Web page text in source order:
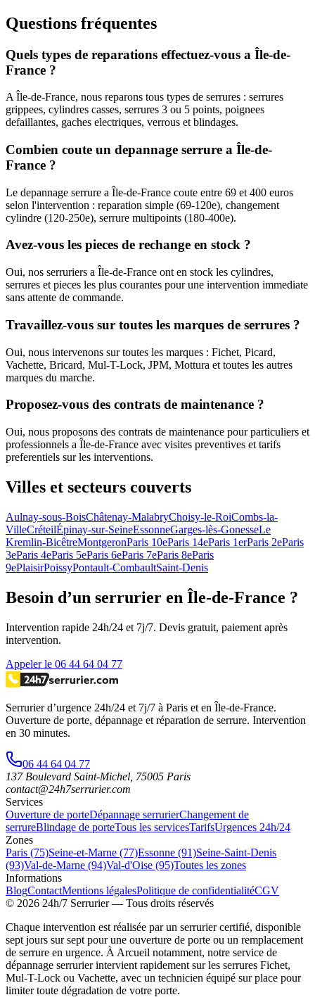
Questions fréquentes
Quels types de reparations effectuez-vous a Île-de-
France ?
A Île-de-France, nous reparons tous types de serrures : serrures
grippees, cylindres casses, serrures 3 ou 5 points, poignees
defaillantes, gaches electriques, verrous et blindages.
Combien coute un depannage serrure a Île-de-
France ?
Le depannage serrure a Île-de-France coute entre 69 et 400 euros
selon l'intervention : reparation simple (69-120e), changement
cylindre (120-250e), serrure multipoints (180-400e).
Avez-vous les pieces de rechange en stock ?
Oui, nos serruriers a Île-de-France ont en stock les cylindres,
serrures et pieces les plus courantes pour une intervention immediate
sans attente de commande.
Travaillez-vous sur toutes les marques de serrures ?
Oui, nous intervenons sur toutes les marques : Fichet, Picard,
Vachette, Bricard, Mul-T-Lock, JPM, Mottura et toutes les autres
marques du marche.
Proposez-vous des contrats de maintenance ?
Oui, nous proposons des contrats de maintenance pour particuliers et
professionnels a Île-de-France avec visites preventives et tarifs
preferentiels sur les interventions.
Villes et secteurs couverts
Aulnay-sous-BoisChâtenay-MalabryChoisy-le-RoiCombs-la-
VilleCréteilÉpinay-sur-SeineEssonneGarges-lès-GonesseLe
Kremlin-BicêtreMontgeronParis 10eParis 14eParis 1erParis 2eParis
3eParis 4eParis 5eParis 6eParis 7eParis 8eParis
9ePlaisirPoissyPontault-CombaultSaint-Denis
Besoin d’un serrurier en Île-de-France ?
Intervention rapide 24h/24 et 7j/7. Devis gratuit, paiement après
intervention.
Appeler le 06 44 64 04 77
Serrurier d’urgence 24h/24 et 7j/7 à Paris et en Île-de-France.
Ouverture de porte, dépannage et réparation de serrure. Intervention
en 30 minutes.
06 44 64 04 77
137 Boulevard Saint-Michel 75005 Paris
contact@24h7serrurier.com
Services
Ouverture de porteDépannage serrurierChangement de
serrureBlindage de porteTous les servicesTarifsUrgences 24h/24
Zones
Paris (75)Seine-et-Marne (77)Essonne (91)Seine-Saint-Denis
(93)Val-de-Marne (94)Val-d'Oise (95)Toutes les zones
Informations
BlogContactMentions légalesPolitique de confidentialitéCGV
© 2026 24h/7 Serrurier— Tous droits réservés
Chaque intervention est réalisée par un serrurier certifié, disponible
sept jours sur sept pour une ouverture de porte ou un remplacement
de serrure en urgence. À Arcueil notamment, notre service de
dépannage serrurier intervient rapidement sur les serrures Fichet,
Mul-T-Lock ou Vachette, avec un technicien équipé sur place pour
limiter toute dégradation de votre porte.